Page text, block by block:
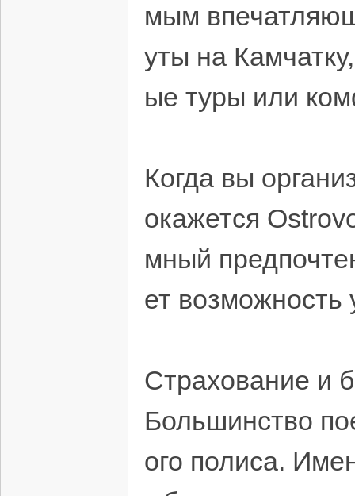
мым
уты на
ые туры или
Когда вы
окажется
мный
ет
Страхование и
Большинство
ого полиса.